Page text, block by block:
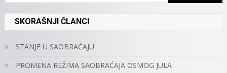
SKORAŠNJI ČLANCI
STANJE U SAOBRAĆAJU
PROMENA REŽIMA SAOBRAĆAJA OSMOG JULA